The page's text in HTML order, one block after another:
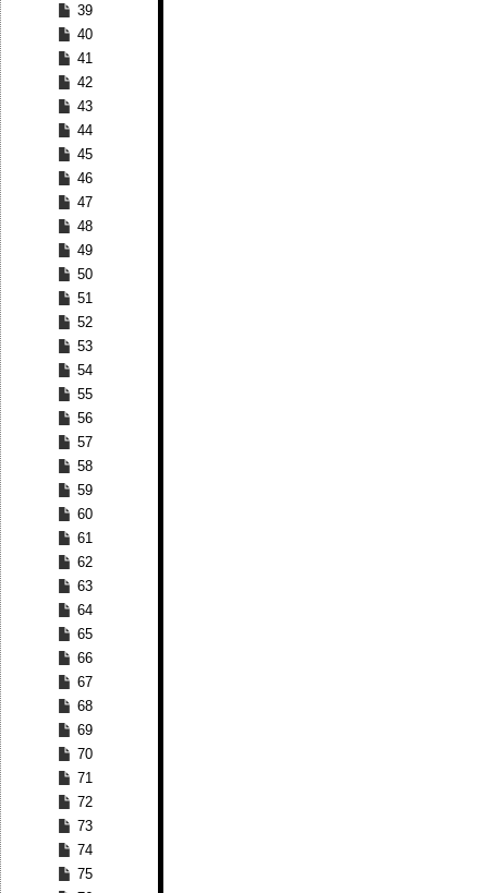
39
40
41
42
43
44
45
46
47
48
49
50
51
52
53
54
55
56
57
58
59
60
61
62
63
64
65
66
67
68
69
70
71
72
73
74
75